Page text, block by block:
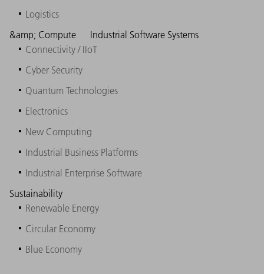
Logistics
&amp; Compute
Connectivity / IIoT
Cyber Security
Quantum Technologies
Electronics
New Computing
Industrial Software Systems
Industrial Business Platforms
Industrial Enterprise Software
Sustainability
Renewable Energy
Circular Economy
Blue Economy